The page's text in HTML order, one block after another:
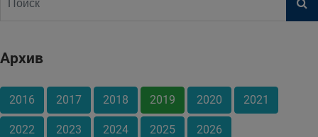
Архив
2016 2017 2018 2019 2020 2021
2022 2023 2024 2025 2026